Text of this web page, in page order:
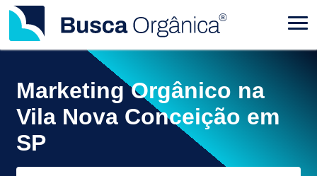
Marketing Orgânico na
Vila Nova Conceição em
SP